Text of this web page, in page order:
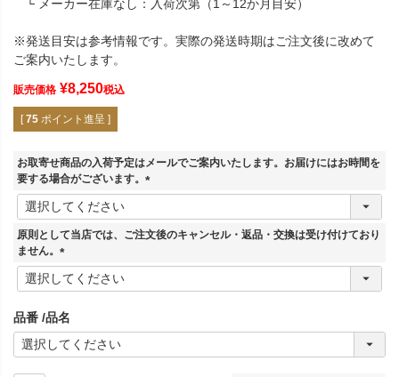
└ メーカー在庫なし：入荷次第（1～12か月目安）
※発送目安は参考情報です。実際の発送時期はご注文後に改めて
ご案内いたします。
販売価格 ¥8,250税込
[ 75 ポイント進呈 ]
お取寄せ商品の入荷予定はメールでご案内いたします。お届けにはお時間を
要する場合がございます。
(
須
原則として当店では、ご注文後のキャンセル・返品・交換は受け付けており
ません。
(
必
)
品番 品名